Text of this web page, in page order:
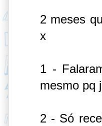
2 meses
x
1 -
mesmo pq
2 - Só